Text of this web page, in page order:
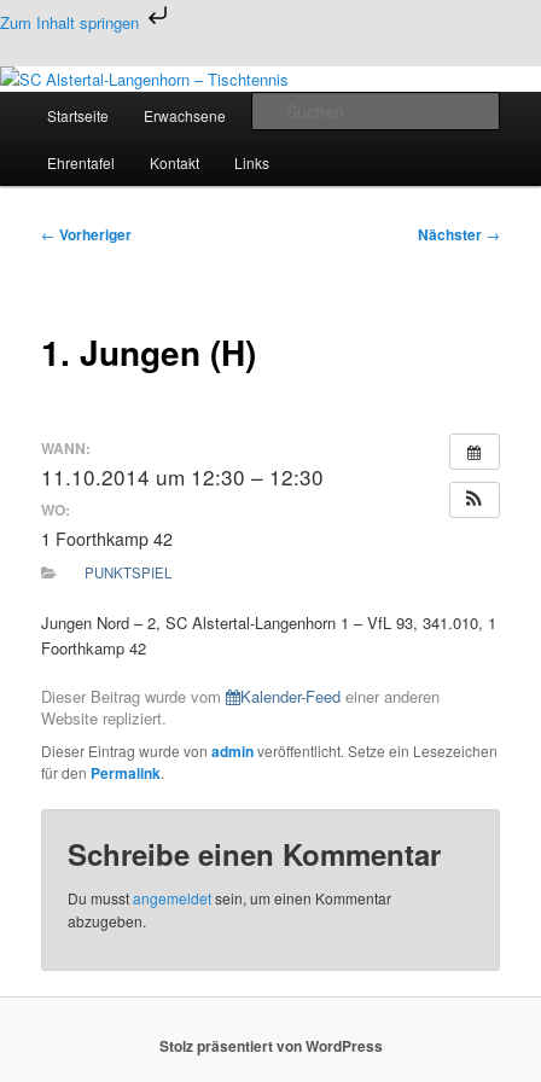
Zum
Inhalt
springen
Zum Inhalt springen
SC Alstertal-Langenhorn –
Tischtennis in Hamburgs Norden
Startseite Erwachsene
Ehrentafel Kontakt Links
Beitragsnavigation
← Vorheriger Nächster →
1. Jungen (H)
WANN:
11.10.2014 um 12:30 – 12:30
WO:
1 Foorthkamp 42
PUNKTSPIEL
Jungen Nord – 2, SC Alstertal-Langenhorn 1 – VfL 93, 341.010, 1
Foorthkamp 42
Dieser Beitrag wurde vom Kalender-Feed einer anderen
Website repliziert.
Dieser Eintrag wurde vonadminveröffentlicht. Setze ein Lesezeichen
für den Permalink.
Schreibe einen Kommentar
Du musstangemeldetsein, um einen Kommentar
abzugeben.
Stolz präsentiert von WordPress